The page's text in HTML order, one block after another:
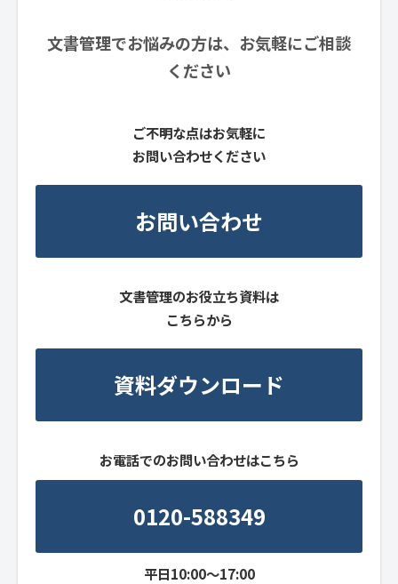
文書管理でお悩みの方は、お気軽にご相談
ください
ご不明な点はお気軽に
お問い合わせください
お問い合わせ
文書管理のお役立ち資料は
こちらから
資料ダウンロード
お電話でのお問い合わせはこちら
0120-588349
平日10:00～17:00